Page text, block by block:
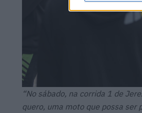
“No sábado, na corrida 1 de
quero, uma moto que possa ser